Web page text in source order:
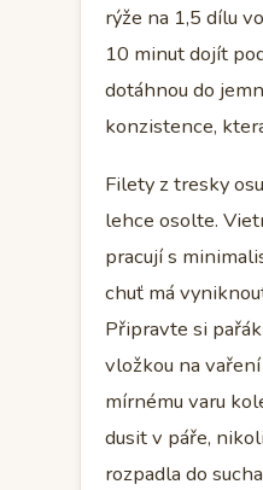
rýže na 1,5 dílu
10 minut dojít
dotáhnou do
konzistence,
Filety z tresky
lehce osolte.
pracují s
chuť má
Připravte si
vložkou na
mírnému varu
dusit v páře,
rozpadla do